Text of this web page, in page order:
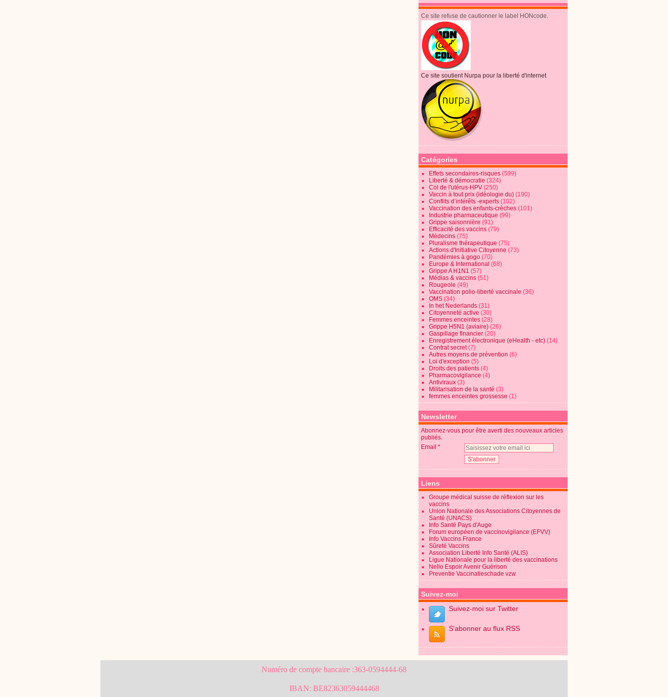
Ce site refuse de cautionner le label HONcode.
Ce site soutient Nurpa pour la liberté d'internet
Catégories
Effets secondaires-risques (599)
Liberté & démocratie (324)
Col de l'utérus-HPV (250)
Vaccin à tout prix (idéologie du) (190)
Conflits d’intérêts -experts (102)
Vaccination des enfants-crèches (101)
Industrie pharmaceutique (99)
Grippe saisonnière (91)
Efficacité des vaccins (79)
Médecins (75)
Pluralisme thérapeutique (75)
Actions d'Initiative Citoyenne (73)
Pandémies à gogo (70)
Europe & International (68)
Grippe A H1N1 (57)
Médias & vaccins (51)
Rougeole (49)
Vaccination polio-liberté vaccinale (36)
OMS (34)
In het Nederlands (31)
Citoyenneté active (30)
Femmes enceintes (28)
Grippe H5N1 (aviaire) (26)
Gaspillage financier (20)
Enregistrement électronique (eHealth - etc) (14)
Contrat secret(7)
Autres moyens de prévention (6)
Loi d'exception (5)
Droits des patients (4)
Pharmacovigilance (4)
Antiviraux (3)
Militarisation de la santé (3)
femmes enceintes grossesse (1)
Newsletter
Abonnez-vous pour être averti des nouveaux articles
publiés.
Email
Liens
Groupe médical suisse de réflexion sur les
vaccins
Union Nationale des Associations Citoyennes de
Santé (UNACS)
Info Santé Pays d'Auge
Forum européen de vaccinovigilance (EFVV)
Info Vaccins France
Sûreté Vaccins
Association Liberté Info Santé (ALIS)
Ligue Nationale pour la liberté des vaccinations
Nello Espoir Avenir Guérison
Preventie Vaccinatieschade vzw
Suivez-moi
Suivez-moi sur Twitter
S'abonner au flux RSS
Numéro de compte bancaire :363-0594444-68
IBAN: BE82363059444468